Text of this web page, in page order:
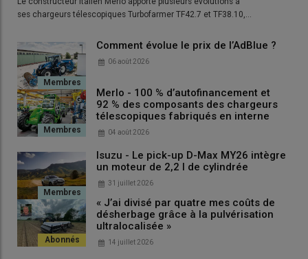
à l’avant et Disco 9300 à l’arrière), est arrivé en 2019, en
remplacement d’un ensemble avant et arrière d’une largeur de
le Gaec vient de verser une soulte de 30 000 euros pour le
remplacer par un neuf. «Nous avions à l’époque profité de l’
PCAE qui nous imposait d’augmenter le débit de chantier, d’où
l’acquisition d’une combinaison triple. Nous avions en même
temps investi dans unandaineur à tapis Roc
RT 730 pour
récolter de l’herbe la plus propre possible et
bonne teneur en matières azotées.
ses chargeurs télescopiques Turbofarmer TF42.7 et TF38.10,…
Comment évolue le prix de l’AdBlue ?
06 août 2026
Merlo - 100 % d’autofinancement et
92 % des composants des chargeurs
télescopiques fabriqués en interne
04 août 2026
Isuzu - Le pick-up D-Max MY26 intègre
un moteur de 2,2 l de cylindrée
31 juillet 2026
« J’ai divisé par quatre mes coûts de
désherbage grâce à la pulvérisation
ultralocalisée »
14 juillet 2026